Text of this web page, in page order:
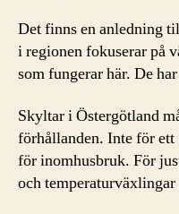
Det finns en anledning
i regionen fokuserar på
som fungerar här. De
Skyltar i Östergötland
förhållanden. Inte för
för inomhusbruk. För
och